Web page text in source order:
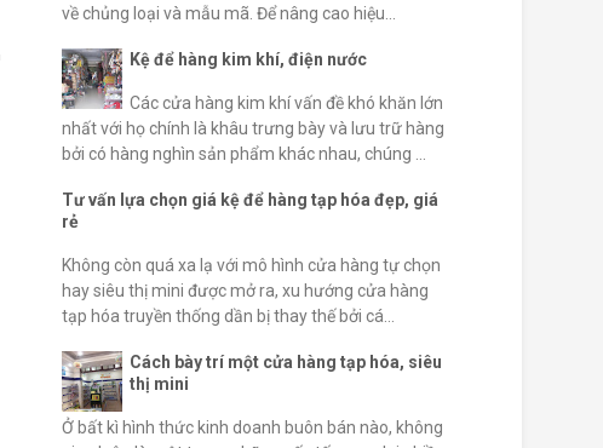
về chủng loại và mẫu mã. Để nâng cao hiệu...
Kệ để hàng kim khí, điện nước
Các cửa hàng kim khí vấn đề khó khăn lớn
nhất với họ chính là khâu trưng bày và lưu trữ hàng
bởi có hàng nghìn sản phẩm khác nhau, chúng ...
Tư vấn lựa chọn giá kệ để hàng tạp hóa đẹp, giá
rẻ
Không còn quá xa lạ với mô hình cửa hàng tự chọn
hay siêu thị mini được mở ra, xu hướng cửa hàng
tạp hóa truyền thống dần bị thay thế bởi cá...
Cách bày trí một cửa hàng tạp hóa, siêu
thị mini
Ở bất kì hình thức kinh doanh buôn bán nào, không